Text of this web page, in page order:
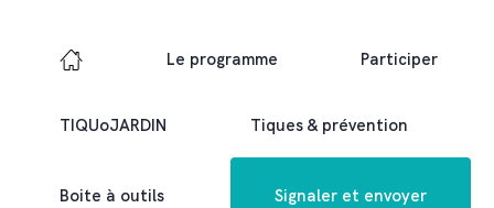
Le programme Participer
TIQUoJARDIN Tiques & prévention
Boite à outils Signaler et envoyer